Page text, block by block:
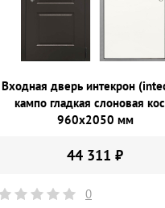
Входная дверь интекрон
кампо гладкая слоновая
960х2050 мм
44 311 ₽
0